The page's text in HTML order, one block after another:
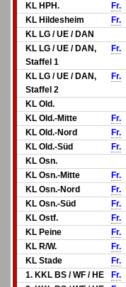
KL HPH.
Fr.
KL Hildesheim
Fr.
KL LG / UE / DAN
KL LG / UE / DAN,
Staffel 1
Fr.
KL LG / UE / DAN,
Staffel 2
Fr.
KL Old.
KL Old.-Mitte
Fr.
KL Old.-Nord
Fr.
KL Old.-Süd
Fr.
KL Osn.
KL Osn.-Mitte
Fr.
KL Osn.-Nord
Fr.
KL Osn.-Süd
Fr.
KL Ostf.
Fr.
KL Peine
Fr.
KL R/W.
Fr.
KL Stade
Fr.
1. KKL BS / WF / HE
Fr.